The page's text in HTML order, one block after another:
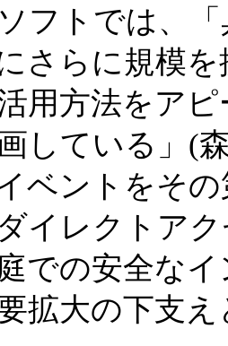
フトでは、「
さらに規模
用方法をア
している」(
ベントをそ
イレクトア
での安全な
拡大の下支